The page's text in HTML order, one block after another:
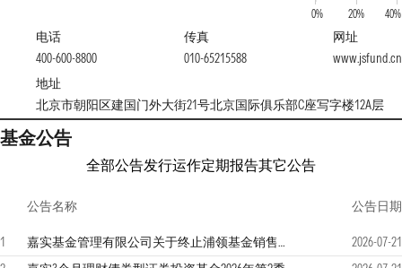
0% 20% 40%
电话
400-600-8800
传真
010-65215588
网址
www.jsfund.cn
地址
北京市朝阳区建国门外大街21号北京国际俱乐部C座写字楼12A层
基金公告
全部公告发行运作定期报告其它公告
公告名称 公告日期
1 嘉实基金管理有限公司关于终止浦领基金销售有限公司办理本公司旗下基金销售业务的公告
2026-07-21